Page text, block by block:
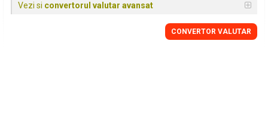
Vezi si convertorul valutar avansat
CONVERTOR VALUTAR